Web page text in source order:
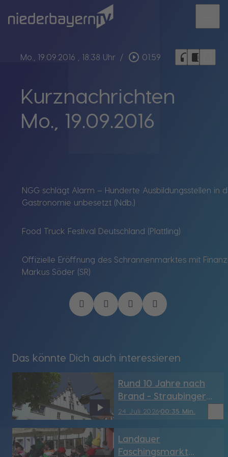
Mo., 19.09.2016 , 18:38 Uhr / play_circle_outline 01:59 headphones chrome_reader_mode
Kurznachrichten
Mo., 19.09.2016
NGG schlägt Alarm – Hunderte Ausbildungsstellen in
Gastronomie unbesetzt (Ndb.)
Food Truck Festival Deutschland (Plattling)
Offizielle Eröffnung des Schrannenmarktes mit
Markus Söder (SR)
Das könnte Dich auch interessieren
24. Juli 202600:35 Min.
Rund 10 Jahre nach
Brand - Straubinger
Rathaus hat sein
Türmchen wieder (SR)
Landauer
Faschingsmarkt